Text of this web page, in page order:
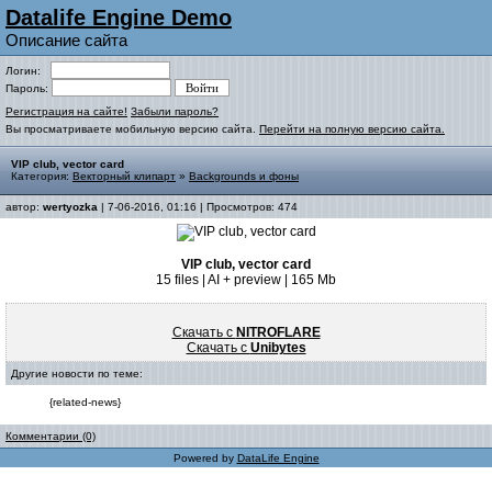
Datalife Engine Demo
Описание сайта
Логин:
Пароль:
Регистрация на сайте! Забыли пароль?
Вы просматриваете мобильную версию сайта. Перейти на полную версию сайта.
VIP club, vector card
Категория: Векторный клипарт » Backgrounds и фоны
автор: wertyozka | 7-06-2016, 01:16 | Просмотров: 474
VIP club, vector card
15 files | AI + preview | 165 Mb
Скачать с NITROFLARE
Скачать с Unibytes
Другие новости по теме:
{related-news}
Комментарии (0)
Powered by DataLife Engine